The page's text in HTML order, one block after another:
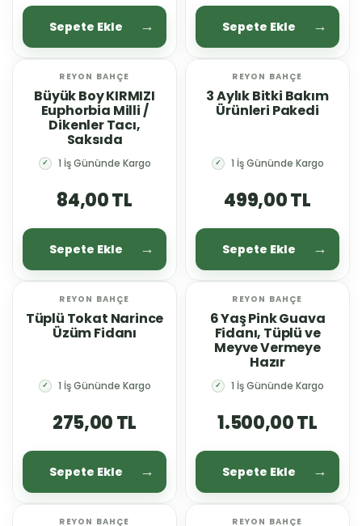
Sepete Ekle Sepete Ekle
REYON BAHÇE
Büyük Boy KIRMIZI
Euphorbia Milli /
Dikenler Tacı,
Saksıda
✓ 1 İş Gününde Kargo
84,00 TL
Sepete Ekle
REYON BAHÇE
3 Aylık Bitki Bakım
Ürünleri Pakedi
✓ 1 İş Gününde Kargo
499,00 TL
Sepete Ekle
REYON BAHÇE
Tüplü Tokat Narince
Üzüm Fidanı
✓ 1 İş Gününde Kargo
275,00 TL
Sepete Ekle
REYON BAHÇE
6 Yaş Pink Guava
Fidanı, Tüplü ve
Meyve Vermeye
Hazır
✓ 1 İş Gününde Kargo
1.500,00 TL
Sepete Ekle
REYON BAHÇE REYON BAHÇE